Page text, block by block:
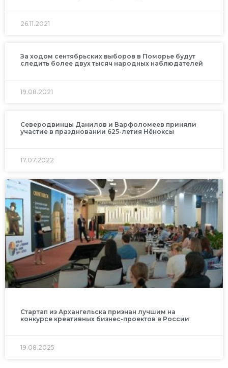
26.11.2021
За ходом сентябрьских выборов в Поморье будут
следить более двух тысяч народных наблюдателей
19.08.2021
Северодвинцы Данилов и Варфоломеев приняли
участие в праздновании 625-летия Нёноксы
17.07.2022
Стартап из Архангельска признан лучшим на
конкурсе креативных бизнес-проектов в России
19.08.2025